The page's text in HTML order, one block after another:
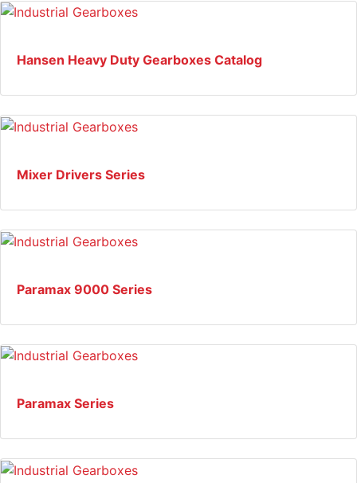
Hansen Heavy Duty Gearboxes Catalog
Mixer Drivers Series
Paramax 9000 Series
Paramax Series